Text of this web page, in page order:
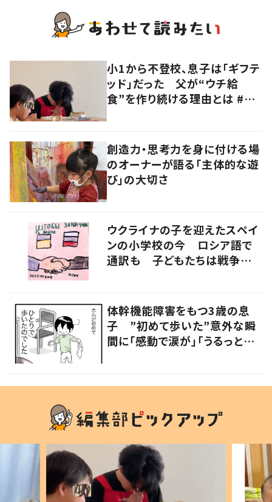
小1から不登校、息子は「ギフテ
ッド」だった 父が“ウチ給
食”を作り続ける理由とは #令
創造力・思考力を身に付ける場
のオーナーが語る「主体的な遊
び」の大切さ
ウクライナの子を迎えたスペイ
ンの小学校の今 ロシア語で
通訳も 子どもたちは戦争をど
体幹機能障害をもつ3歳の息
子 ”初めて歩いた”意外な瞬
間に「感動で涙が」「うるっとく